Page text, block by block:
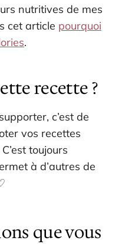
nutritives de mes
cet article pourquoi
.
recette ?
c’est de
vos recettes
toujours
à d’autres de
que vous